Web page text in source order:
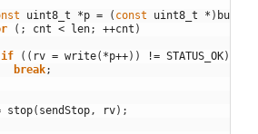
uint8_t *p = ( const uint8_t * ) buf
( ; cnt < len; ++cnt )
if
( ( rv = write( *p++) ) != STATUS_OK)
break;
stop( sendStop , rv) ;